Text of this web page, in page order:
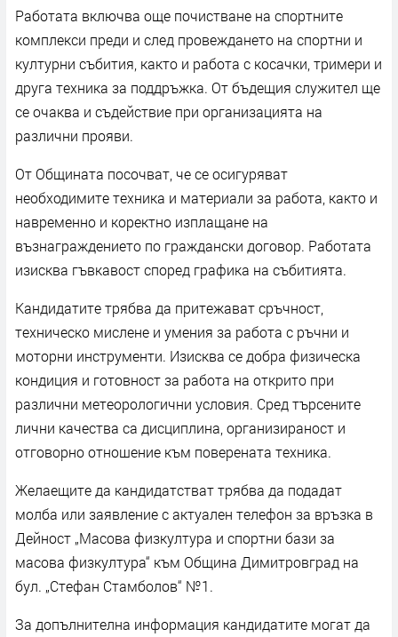
Работата включва още почистване на спортните
комплекси преди и след провеждането на спортни и
културни събития, както и работа с косачки, тримери и
друга техника за поддръжка. От бъдещия служител ще
се очаква и съдействие при организацията на
различни прояви.
От Общината посочват, че се осигуряват
необходимите техника и материали за работа, както и
навременно и коректно изплащане на
възнаграждението по граждански договор. Работата
изисква гъвкавост според графика на събитията.
Кандидатите трябва да притежават сръчност,
техническо мислене и умения за работа с ръчни и
моторни инструменти. Изисква се добра физическа
кондиция и готовност за работа на открито при
различни метеорологични условия. Сред търсените
лични качества са дисциплина, организираност и
отговорно отношение към поверената техника.
Желаещите да кандидатстват трябва да подадат
молба или заявление с актуален телефон за връзка в
Дейност „Масова физкултура и спортни бази за
масова физкултура“ към Община Димитровград на
бул. „Стефан Стамболов“ №1.
За допълнителна информация кандидатите могат да